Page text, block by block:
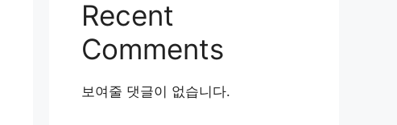
Recent
Comments
보여줄 댓글이 없습니다.